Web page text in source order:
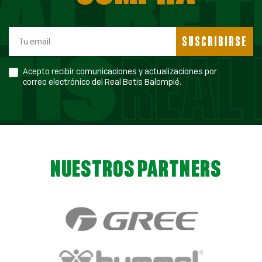
SUSCRIBIRSE
Acepto recibir comunicaciones y actualizaciones por
correo electrónico del Real Betis Balompié.
NUESTROS PARTNERS